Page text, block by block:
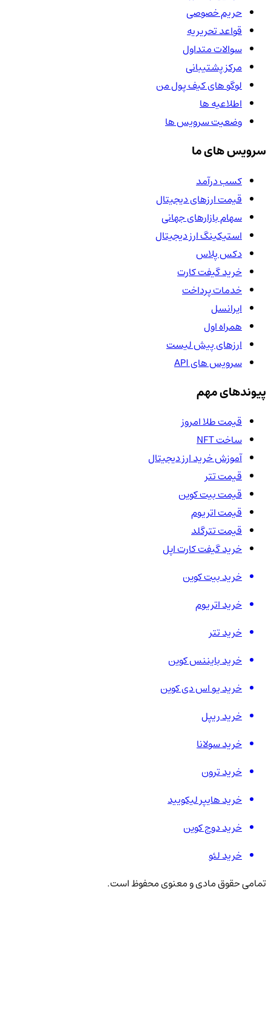
حریم خصوصی
قواعد تحریریه
سوالات متداول
مرکز پشتیبانی
لوگو های کیف پول من
اطلاعیه ها
وضعیت سرویس ها
سرویس های ما
کسب درآمد
قیمت ارزهای دیجیتال
سهام بازارهای جهانی
استیکینگ ارز دیجیتال
دکس پلاس
خرید گیفت کارت
خدمات پرداخت
ایرانسل
همراه اول
ارزهای پیش لیست
سرویس های API
پیوندهای مهم
قیمت طلا امروز
ساخت NFT
آموزش خرید ارز دیجیتال
قیمت تتر
قیمت بیت کوین
قیمت اتریوم
قیمت تترگلد
خرید گیفت کارت اپل
خرید بیت کوین
خرید اتریوم
خرید تتر
خرید بایننس کوین
خرید یو اس دی کوین
خرید ریپل
خرید سولانا
خرید ترون
خرید هایپر لیکویید
خرید دوج کوین
خرید لئو
تمامی حقوق مادی و معنوی محفوظ است.